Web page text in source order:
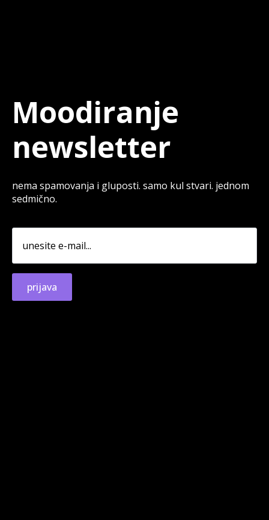
Moodiranje
newsletter
nema spamovanja i gluposti. samo kul stvari. jednom
sedmično.
prijava